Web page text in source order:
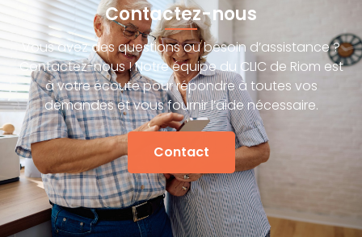
Contactez-nous
Vous avez des questions ou besoin d’assistance ?
Contactez-nous ! Notre équipe du CLIC de Riom est
à votre écoute pour répondre à toutes vos
demandes et vous fournir l’aide nécessaire.
Contact